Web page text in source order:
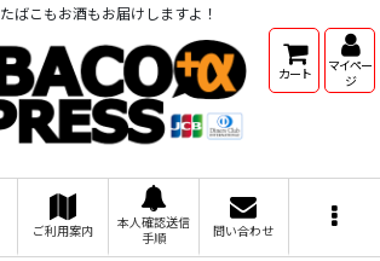
たばこもお酒もお届けしますよ！
カート
マイペー
ジ
ご利用案内
本人確認送信
手順
問い合わせ